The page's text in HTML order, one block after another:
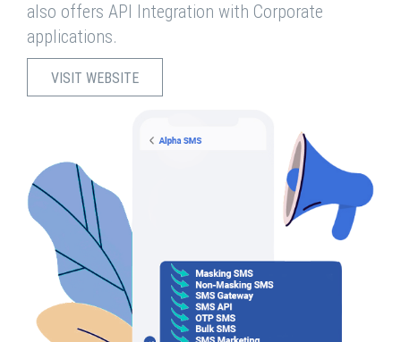
also offers API Integration with Corporate
applications.
VISIT WEBSITE